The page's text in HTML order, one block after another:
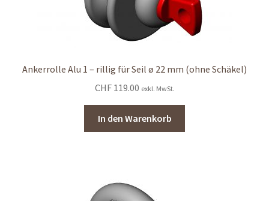
Ankerrolle Alu 1 – rillig für Seil ø 22 mm (ohne Schäkel)
CHF119.00 exkl. MwSt.
In den Warenkorb